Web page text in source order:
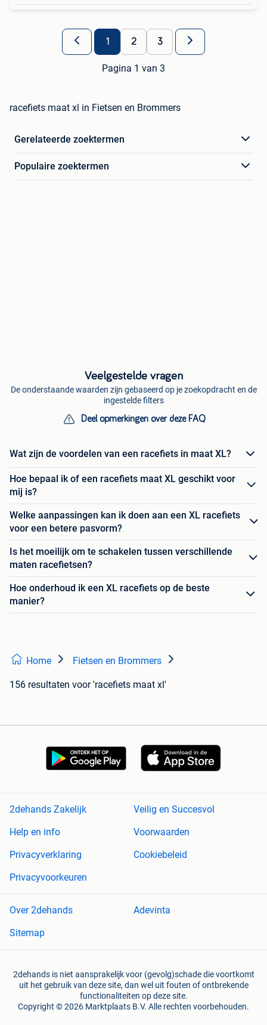
1 2 3
Pagina 1 van 3
racefiets maat xl in Fietsen en Brommers
Gerelateerde zoektermen
Populaire zoektermen
Veelgestelde vragen
De onderstaande waarden zijn gebaseerd op je zoekopdracht en de
ingestelde filters
Deel opmerkingen over deze FAQ
Wat zijn de voordelen van een racefiets in maat XL?
Hoe bepaal ik of een racefiets maat XL geschikt voor
mij is?
Welke aanpassingen kan ik doen aan een XL racefiets
voor een betere pasvorm?
Is het moeilijk om te schakelen tussen verschillende
maten racefietsen?
Hoe onderhoud ik een XL racefiets op de beste
manier?
Home Fietsen en Brommers
156 resultaten voor 'racefiets maat xl'
2dehands Zakelijk
Veilig en Succesvol
Help en info
Voorwaarden
Privacyverklaring
Cookiebeleid
Privacyvoorkeuren
Over 2dehands
Adevinta
Sitemap
2dehands is niet aansprakelijk voor (gevolg)schade die voortkomt
uit het gebruik van deze site, dan wel uit fouten of ontbrekende
functionaliteiten op deze site.
Copyright © 2026 Marktplaats B.V. Alle rechten voorbehouden.